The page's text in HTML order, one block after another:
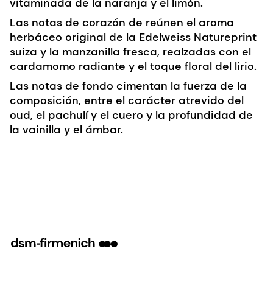
vitaminada de la naranja y el limón.
Las notas de corazón de reúnen el aroma
herbáceo original de la Edelweiss Natureprint
suiza y la manzanilla fresca, realzadas con el
cardamomo radiante y el toque floral del lirio.
Las notas de fondo cimentan la fuerza de la
composición, entre el carácter atrevido del
oud, el pachulí y el cuero y la profundidad de
la vainilla y el ámbar.